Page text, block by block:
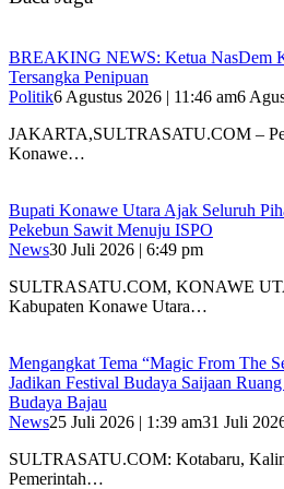
BREAKING NEWS: Ketua NasDem
Tersangka Penipuan
Politik6 Agustus 2026 | 11:46 am6
JAKARTA,SULTRASATU.COM –
Konawe…
Bupati Konawe Utara Ajak Seluruh
Pekebun Sawit Menuju ISPO
News30 Juli 2026 | 6:49 pm
SULTRASATU.COM, KONAWE
Kabupaten Konawe Utara…
Mengangkat Tema “Magic From The
Jadikan Festival Budaya Saijaan
Budaya Bajau
News25 Juli 2026 | 1:39 am31 Juli
SULTRASATU.COM: Kotabaru,
Pemerintah…